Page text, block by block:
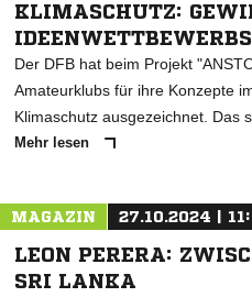
KLIMASCHUTZ:
IDEENWETTBEWERBS
Der DFB hat beim Projekt
Amateurklubs für ihre Konzepte
Klimaschutz ausgezeichnet. Das
Mehr lesen
MAGAZIN 27.10.2024 |
LEON PERERA:
SRI LANKA